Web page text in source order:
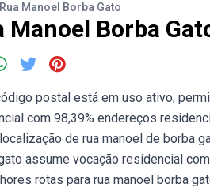
Rua Manoel Borba Gato
Manoel Borba
postal está em uso ativo,
com 98,39% endereços
de rua manoel de borba
assume vocação residencial
rotas para rua manoel borba